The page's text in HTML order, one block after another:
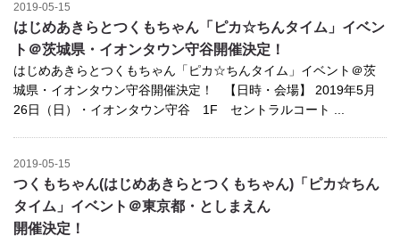
2019-05-15
はじめあきらとつくもちゃん「ピカ☆ちんタイム」イベン
ト＠茨城県・イオンタウン守谷開催決定！
はじめあきらとつくもちゃん「ピカ☆ちんタイム」イベント＠茨
城県・イオンタウン守谷開催決定！ 【日時・会場】 2019年5月
26日（日）・イオンタウン守谷 1F セントラルコート ...
2019-05-15
つくもちゃん(はじめあきらとつくもちゃん)「ピカ☆ちん
タイム」イベント＠東京都・としまえん
開催決定！